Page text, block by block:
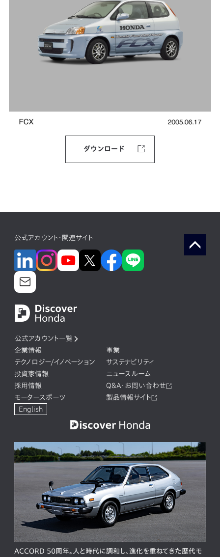
ダウンロード
公式アカウント・関連サイト
公式アカウント一覧
企業情報
事業
テクノロジー/イノベーション
サステナビリティ
投資家情報
ニュースルーム
採用情報
Q&A・お問い合わせ
モータースポーツ
製品情報サイト
English
ACCORD 50周年。人と時代に調和し、進化を重ねてきた歴代モ